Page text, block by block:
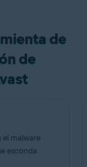
de
de
el malware
esconda